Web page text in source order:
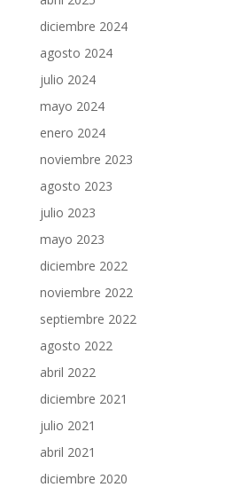
diciembre 2024
agosto 2024
julio 2024
mayo 2024
enero 2024
noviembre 2023
agosto 2023
julio 2023
mayo 2023
diciembre 2022
noviembre 2022
septiembre 2022
agosto 2022
abril 2022
diciembre 2021
julio 2021
abril 2021
diciembre 2020